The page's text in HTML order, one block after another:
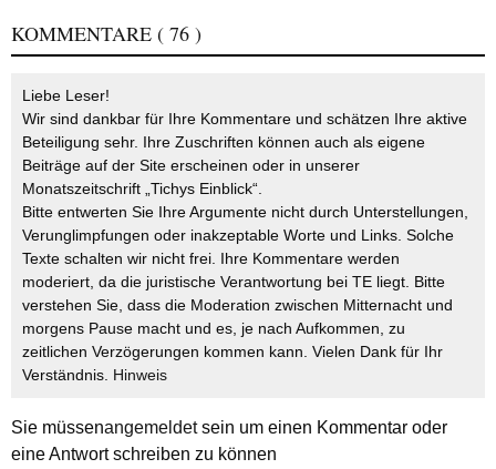
KOMMENTARE ( 76 )
Liebe Leser!
Wir sind dankbar für Ihre Kommentare und schätzen Ihre aktive
Beteiligung sehr. Ihre Zuschriften können auch als eigene
Beiträge auf der Site erscheinen oder in unserer
Monatszeitschrift „Tichys Einblick“.
Bitte entwerten Sie Ihre Argumente nicht durch Unterstellungen,
Verunglimpfungen oder inakzeptable Worte und Links. Solche
Texte schalten wir nicht frei. Ihre Kommentare werden
moderiert, da die juristische Verantwortung bei TE liegt. Bitte
verstehen Sie, dass die Moderation zwischen Mitternacht und
morgens Pause macht und es, je nach Aufkommen, zu
zeitlichen Verzögerungen kommen kann. Vielen Dank für Ihr
Verständnis. Hinweis
Sie müssenangemeldetsein um einen Kommentar oder
eine Antwort schreiben zu können